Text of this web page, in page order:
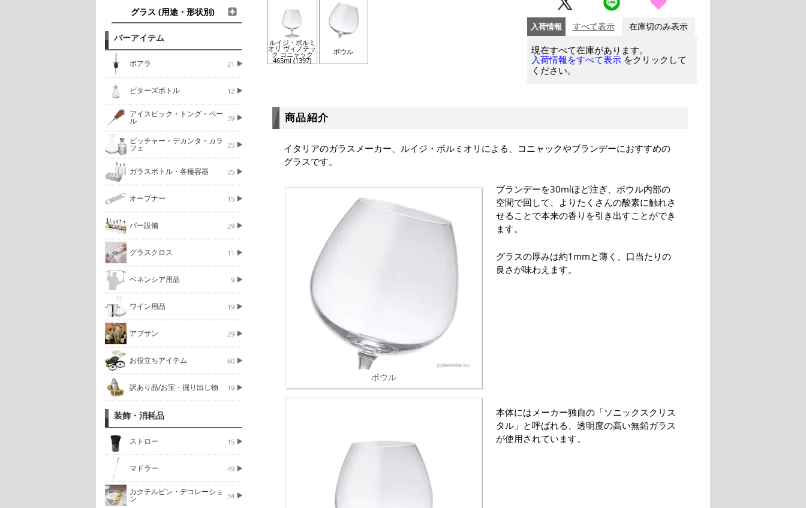
グラス (用途・形状別)
バーアイテム
ポアラ 21
ビターズボトル 12
アイスピック・トング・ペー
ル 39
ピッチャー・デカンタ・カラ
フェ 25
ガラスボトル・各種容器 25
オープナー 15
バー設備 29
グラスクロス 11
ベネンシア用品 9
ワイン用品 19
アブサン 29
お役立ちアイテム 60
訳あり品/お宝・掘り出し物 19
装飾・消耗品
ストロー 15
マドラー 49
カクテルピン・デコレーショ
ン 34
ルイジ・ボルミ
オリ ヴィノテッ
ク コニャック
465ml (1397)
ボウル
入荷情報 すべて表示 在庫切のみ表示
現在すべて在庫があります。
入荷情報をすべて表示 をクリックして
ください。
商品紹介
イタリアのガラスメーカー、ルイジ・ボルミオリによる、コニャックやブランデーにおすすめの
グラスです。
ボウル
ブランデーを30mlほど注ぎ、ボウル内部の
空間で回して、よりたくさんの酸素に触れさ
せることで本来の香りを引き出すことができ
ます。
グラスの厚みは約1mmと薄く、口当たりの
良さが味わえます。
本体にはメーカー独自の「ソニックスクリス
タル」と呼ばれる、透明度の高い無鉛ガラス
が使用されています。